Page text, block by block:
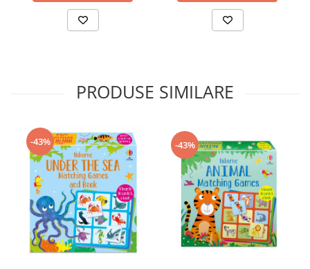
PRODUSE SIMILARE
-43% -43%